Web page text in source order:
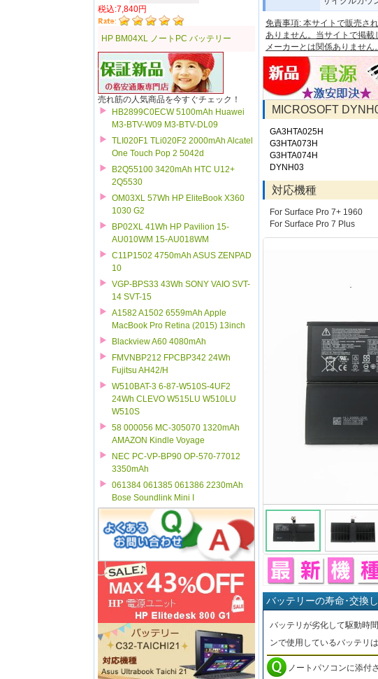
税込:7,840円
HP BM04XL ノートPC バッテリー
売れ筋の人気商品を今すぐチェック！
HB2899C0ECW 5100mAh Huawei
M3-BTV-W09 M3-BTV-DL09
TLI020F1 TLi020F2 2000mAh Alcatel
One Touch Pop 2 5042d
B2Q55100 3420mAh HTC U12+
2Q5530
OM03XL 57Wh HP EliteBook X360
1030 G2
BP02XL 41Wh HP Pavilion 15-
AU010WM 15-AU018WM
C11P1502 4750mAh ASUS ZENPAD
10
VGP-BPS33 43Wh SONY VAIO SVT-
14 SVT-15
A1582 A1502 6559mAh Apple
MacBook Pro Retina (2015) 13inch
Blackview A60 4080mAh
FMVNBP212 FPCBP342 24Wh
Fujitsu AH42/H
W510BAT-3 6-87-W510S-4UF2
24Wh CLEVO W515LU W510LU
W510S
58 000056 MC-305070 1320mAh
AMAZON Kindle Voyage
NEC PC-VP-BP90 OP-570-77012
3350mAh
061384 061385 061386 2230mAh
Bose Soundlink Mini I
免責事項: 本サイトで販売さ
ありません。当サイトで掲載
メーカーとは関係ありません。
MICROSOFT
GA3HTA025H
G3HTA073H
G3HTA074H
DYNH03
対応機種
For Surface Pro 7+ 1960
For Surface Pro 7 Plus
バッテリーの寿命･交換
バッテリが劣化して駆動時
ンで使用しているバッテリ
ノートパソコンに添付